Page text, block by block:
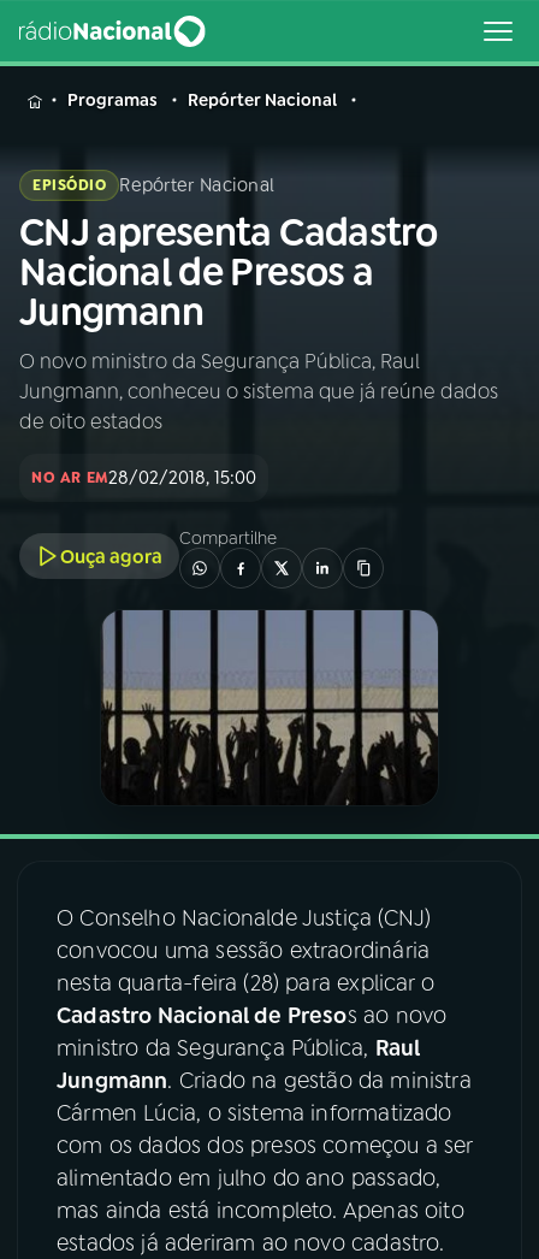
MENU
Buscar
na
Rádio
Nacional
Buscar
AO VIVO
PODCASTS
06VIDEOCASTS
07ÚLTIMAS
08 FESTIVAL DE MÚSICA
ACOMPANHE A RÁDIO NACIONAL
YouTube Facebook
Instagram X
TikTok
Programas Repórter Nacional
EPISÓDIO Repórter Nacional
CNJ apresenta Cadastro
Nacional de Presos a
Jungmann
O novo ministro da Segurança Pública, Raul
Jungmann, conheceu o sistema que já reúne dados
de oito estados
NO AR EM28/02/2018, 15:00
Ouça agora
Compartilhe
O Conselho Nacionalde Justiça (CNJ)
convocou uma sessão extraordinária
nesta quarta-feira (28) para explicar o
Cadastro Nacional de Presos ao novo
ministro da Segurança Pública, Raul
Jungmann. Criado na gestão da ministra
Cármen Lúcia, o sistema informatizado
com os dados dos presos começou a ser
alimentado em julho do ano passado,
mas ainda está incompleto. Apenas oito
estados já aderiram ao novo cadastro.